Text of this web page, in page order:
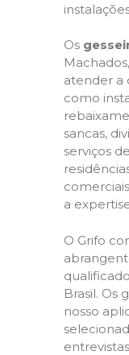
Os
atender a
como
sancas,
serviços
a
O Grifo
Brasil. Os
nosso